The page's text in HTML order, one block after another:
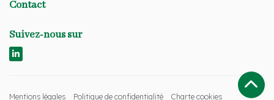
Contact
Suivez-nous sur
Mentions légales Politique de confidentialité Charte cookies